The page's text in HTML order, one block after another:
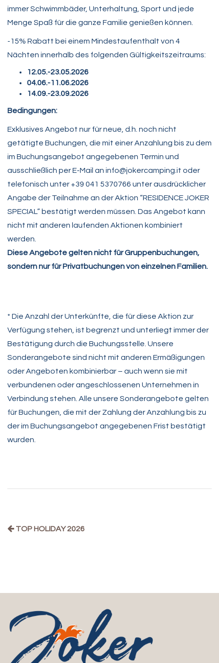
immer Schwimmbäder, Unterhaltung, Sport und jede
Menge Spaß für die ganze Familie genießen können.
-15% Rabatt bei einem Mindestaufenthalt von 4
Nächten innerhalb des folgenden Gültigkeitszeitraums:
12.05.-23.05.2026
04.06.-11.06.2026
14.09.-23.09.2026
Bedingungen:
Exklusives Angebot nur für neue, d.h. noch nicht
getätigte Buchungen, die mit einer Anzahlung bis zu dem
im Buchungsangebot angegebenen Termin und
ausschließlich per E-Mail an info@jokercamping.it oder
telefonisch unter +39 041 5370766 unter ausdrücklicher
Angabe der Teilnahme an der Aktion “RESIDENCE JOKER
SPECIAL” bestätigt werden müssen. Das Angebot kann
nicht mit anderen laufenden Aktionen kombiniert
werden.
Diese Angebote gelten nicht für Gruppenbuchungen,
sondern nur für Privatbuchungen von einzelnen Familien.
* Die Anzahl der Unterkünfte, die für diese Aktion zur
Verfügung stehen, ist begrenzt und unterliegt immer der
Bestätigung durch die Buchungsstelle. Unsere
Sonderangebote sind nicht mit anderen Ermäßigungen
oder Angeboten kombinierbar – auch wenn sie mit
verbundenen oder angeschlossenen Unternehmen in
Verbindung stehen. Alle unsere Sonderangebote gelten
für Buchungen, die mit der Zahlung der Anzahlung bis zu
der im Buchungsangebot angegebenen Frist bestätigt
wurden.
TOP HOLIDAY 2026